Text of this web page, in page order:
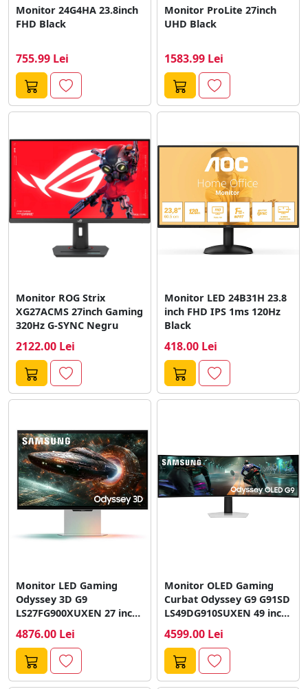
Monitor 24G4HA 23.8inch
FHD Black
755.99 Lei
Monitor ProLite 27inch
UHD Black
1583.99 Lei
Monitor ROG Strix
XG27ACMS 27inch Gaming
320Hz G-SYNC Negru
2122.00 Lei
Monitor LED 24B31H 23.8
inch FHD IPS 1ms 120Hz
Black
418.00 Lei
Monitor LED Gaming
Odyssey 3D G9
LS27FG900XUXEN 27 inch
4876.00 Lei
Monitor OLED Gaming
Curbat Odyssey G9 G91SD
LS49DG910SUXEN 49 inch
4599.00 Lei